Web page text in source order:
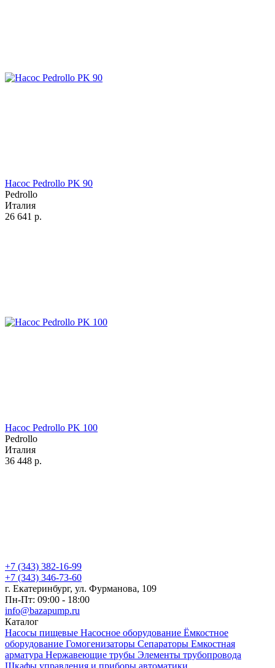
Насос Pedrollo PK 90
Pedrollo
Италия
26 641 р.
Насос Pedrollo PK 100
Pedrollo
Италия
36 448 р.
+7 (343) 382-16-99
+7 (343) 346-73-‬60
г. Екатеринбург, ул. Фурманова, 109
Пн-Пт: 09:00 - 18:00
info@bazapump.ru
Каталог
Насосы пищевые Насосное оборудование Ёмкостное
оборудование Гомогенизаторы Сепараторы Емкостная
арматура Нержавеющие трубы Элементы трубопровода
Шкафы управления и приборы автоматики